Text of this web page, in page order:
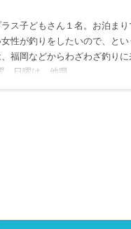
ス子どもさん１名。お泊まり
性が釣りをしたいので、とい
福岡などからわざわざ釣り
、日曜は、他県…